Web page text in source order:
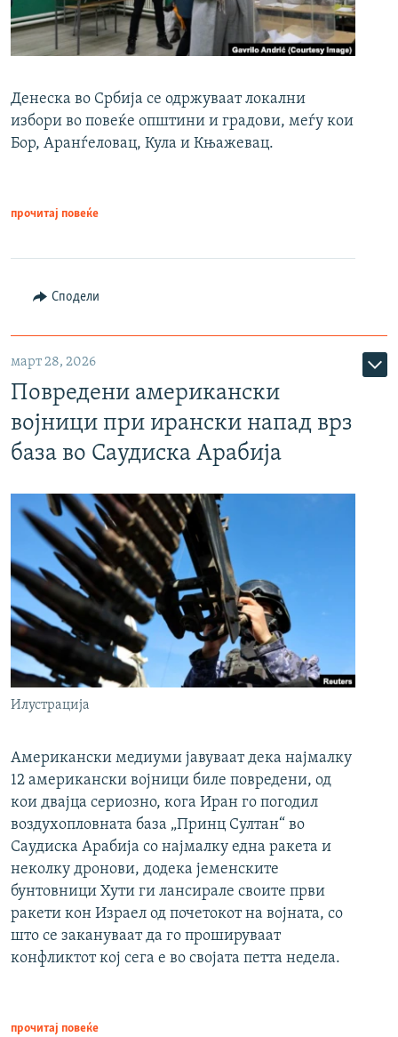
Денеска во Србија се одржуваат локални
избори во повеќе општини и градови, меѓу кои
Бор, Аранѓеловац, Кула и Књажевац.
прочитај повеќе
Сподели
март 28, 2026
Повредени американски
војници при ирански напад врз
база во Саудиска Арабија
Илустрација
Американски медиуми јавуваат дека најмалку
12 американски војници биле повредени, од
кои двајца сериозно, кога Иран го погодил
воздухопловната база „Принц Султан“ во
Саудиска Арабија со најмалку една ракета и
неколку дронови, додека јеменските
бунтовници Хути ги лансирале своите први
ракети кон Израел од почетокот на војната, со
што се закануваат да го прошируваат
конфликтот кој сега е во својата петта недела.
прочитај повеќе